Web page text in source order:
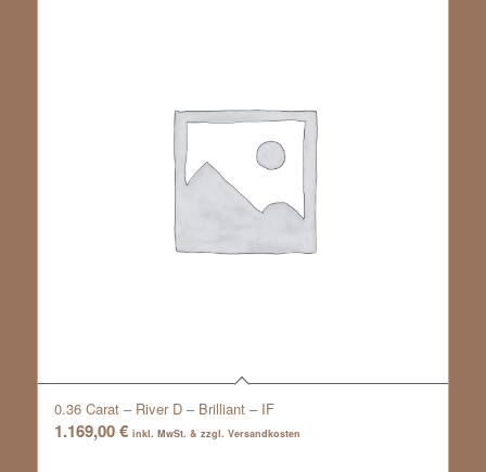
0.36 Carat – River D – Brilliant – IF
1.169,00€ inkl. MwSt. & zzgl. Versandkosten